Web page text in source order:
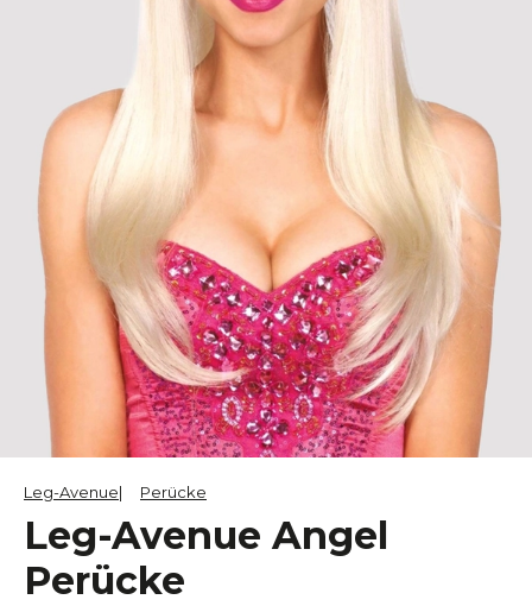
Leg-Avenue Perücke
Leg-Avenue Angel
Perücke